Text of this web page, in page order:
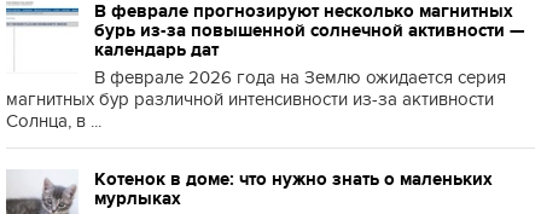
В феврале прогнозируют несколько магнитных
бурь из-за повышенной солнечной активности —
календарь дат
В феврале 2026 года на Землю ожидается серия
магнитных бур различной интенсивности из-за активности
Солнца, в ...
Котенок в доме: что нужно знать о маленьких
мурлыках